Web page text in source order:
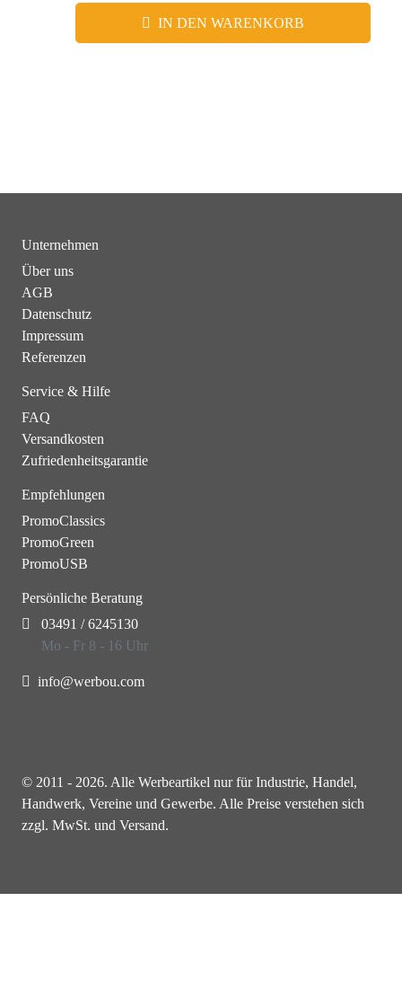
IN DEN WARENKORB
Unternehmen
Über uns
AGB
Datenschutz
Impressum
Referenzen
Service & Hilfe
FAQ
Versandkosten
Zufriedenheitsgarantie
Empfehlungen
PromoClassics
PromoGreen
PromoUSB
Persönliche Beratung
03491 / 6245130
Mo - Fr 8 - 16 Uhr
info@werbou.com
© 2011 - 2026. Alle Werbeartikel nur für Industrie, Handel,
Handwerk, Vereine und Gewerbe. Alle Preise verstehen sich
zzgl. MwSt. und Versand.